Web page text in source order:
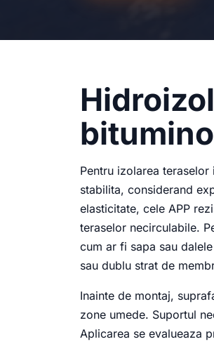
Pentru izolarea
stabilita, considerand
elasticitate, cele APP
teraselor necirculabile.
cum ar fi sapa sau
sau dublu strat de
Inainte de montaj,
zone umede. Suportul
Aplicarea se evalueaza